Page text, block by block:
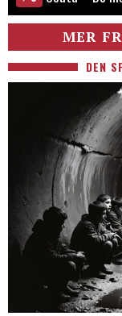
MER
DEN